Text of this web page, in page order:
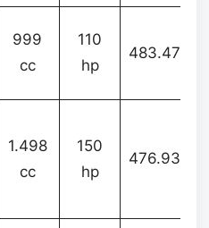
999
cc
110
hp
483.478
1.498
cc
150
hp
476.937